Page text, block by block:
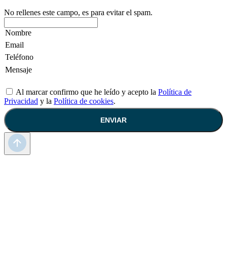
No rellenes este campo, es para evitar el spam.
Al marcar confirmo que he leído y acepto la Política de
Privacidad y la Política de cookies.
ENVIAR